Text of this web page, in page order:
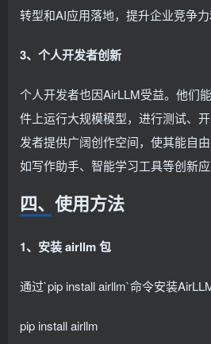
转型和AI应用落地，提升企业竞争力
3、个人开发者创新
个人开发者也因AirLLM受益。他们
件上运行大规模模型，进行测试、
发者提供广阔创作空间，使其能自
如写作助手、智能学习工具等创新应
四、使用方法
1、安装 airllm 包
通过`pip install airllm`命令安装
pip install airllm